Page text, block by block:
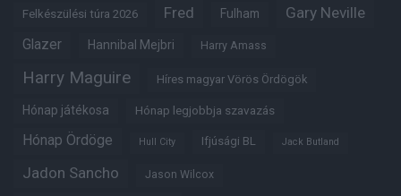
Felkészülési túra 2026 Fred Fulham Gary Neville
Glazer Hannibal Mejbri Harry Amass
Harry Maguire Híres magyar Vörös Ördögök
Hónap játékosa Hónap legjobbja szavazás
Hónap Ördöge Hull City Ifjúsági BL Jack Butland
Jadon Sancho Jason Wilcox